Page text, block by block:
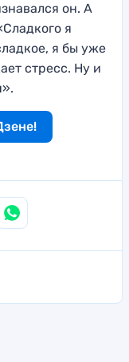
он. А
я
я бы уже
стресс. Ну и